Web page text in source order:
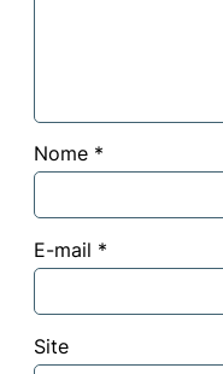
Nome *
E-mail *
Site